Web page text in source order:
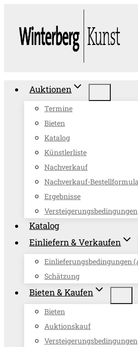
springen
Auktionen
Termine
Bieten
Katalog
Künstlerliste
Nachverkauf
Nachverkauf-
Ergebnisse
Versteigerungsbedingungen
Katalog
Einliefern & Verkaufen
Einlieferungsbedingungen
Schätzung
Bieten & Kaufen
Bieten
Auktionskauf
Versteigerungsbedingungen